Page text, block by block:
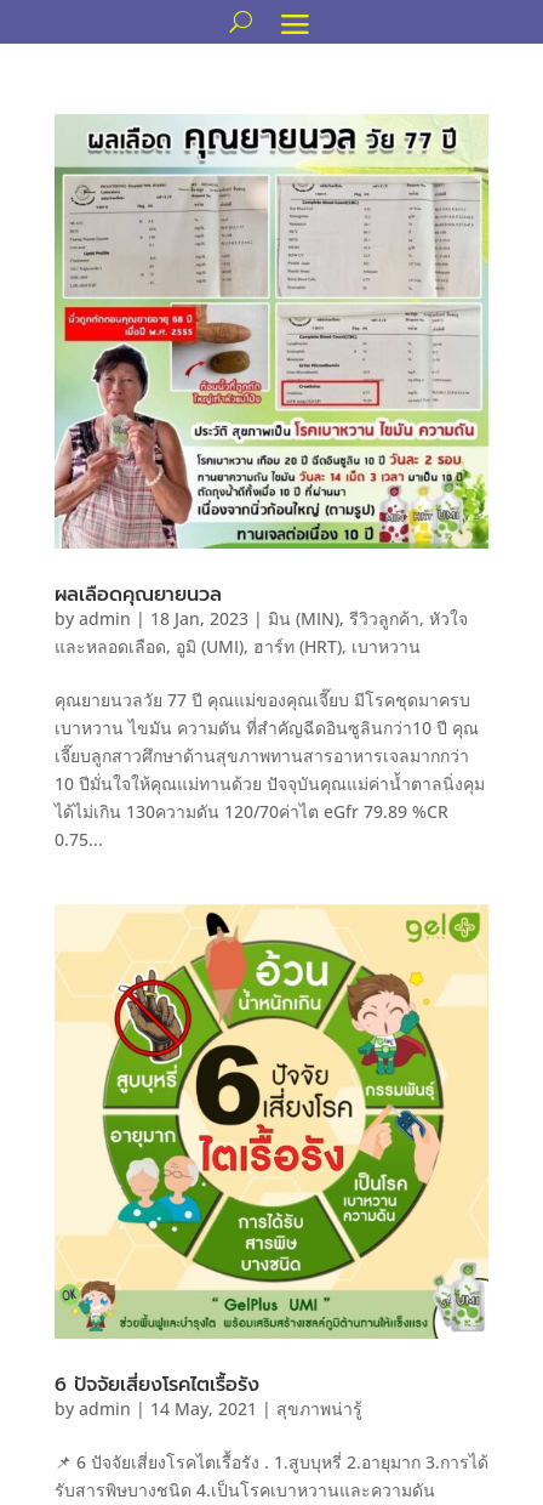
ผลเลือดคุณยายนวล
by admin | 18 Jan, 2023| มิน (MIN), รีวิวลูกค้า, หัวใจ
และหลอดเลือด, อูมิ (UMI), ฮาร์ท (HRT), เบาหวาน
คุณยายนวลวัย 77 ปี คุณแม่ของคุณเจี๊ยบ มีโรคชุดมาครบ
เบาหวาน ไขมัน ความดัน ที่สำคัญฉีดอินซูลินกว่า10 ปี คุณ
เจี๊ยบลูกสาวศึกษาด้านสุขภาพทานสารอาหารเจลมากกว่า
10 ปีมั่นใจให้คุณแม่ทานด้วย ปัจจุบันคุณแม่ค่าน้ำตาลนิ่งคุม
ได้ไม่เกิน 130ความดัน 120/70ค่าไต eGfr 79.89 %CR
0.75...
6 ปัจจัยเสี่ยงโรคไตเรื้อรัง
by admin | 14 May, 2021 | สุขภาพน่ารู้
📌 6 ปัจจัยเสี่ยงโรคไตเรื้อรัง . 1.สูบบุหรี่ 2.อายุมาก 3.การได้
รับสารพิษบางชนิด 4.เป็นโรคเบาหวานและความดัน